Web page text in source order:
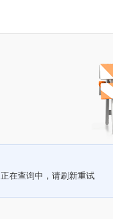
正在查询中，请刷新重试